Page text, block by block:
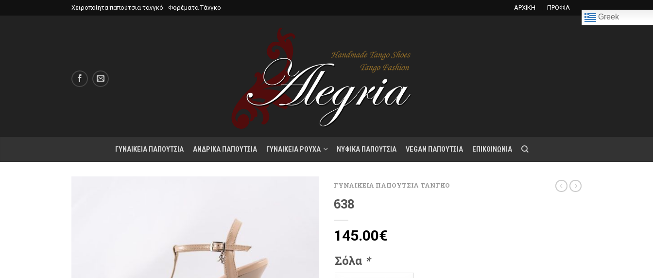
Χειροποίητα παπούτσια τανγκό - Φορέματα Τάνγκο ΑΡΧΙΚΗ ΠΡΟΦΙΛ
Greek
ΓΥΝΑΙΚΕΙΑ ΠΑΠΟΥΤΣΙΑ ΑΝΔΡΙΚΑ ΠΑΠΟΥΤΣΙΑ ΓΥΝΑΙΚΕΙΑ ΡΟΥΧΑ ΝΥΦΙΚΑ ΠΑΠΟΥΤΣΙΑ VEGAN ΠΑΠΟΥΤΣΙΑ ΕΠΙΚΟΙΝΩΝΙΑ
ΓΥΝΑΙΚΕΙΑ ΠΑΠΟΥΤΣΙΑ ΤΑΝΓΚΟ
638
145.00€
Σόλα *